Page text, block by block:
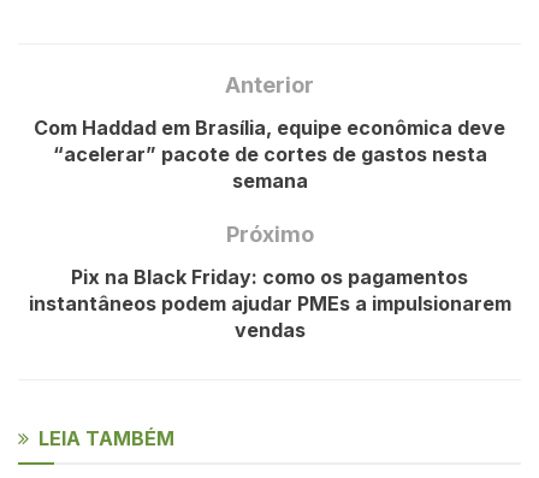
Anterior
Com Haddad em Brasília, equipe econômica deve
“acelerar” pacote de cortes de gastos nesta
semana
Próximo
Pix na Black Friday: como os pagamentos
instantâneos podem ajudar PMEs a impulsionarem
vendas
LEIA TAMBÉM